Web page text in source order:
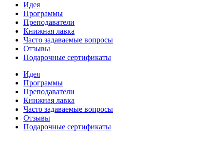
Идея
Программы
Преподаватели
Книжная лавка
Часто задаваемые вопросы
Отзывы
Подарочные сертификаты
Идея
Программы
Преподаватели
Книжная лавка
Часто задаваемые вопросы
Отзывы
Подарочные сертификаты